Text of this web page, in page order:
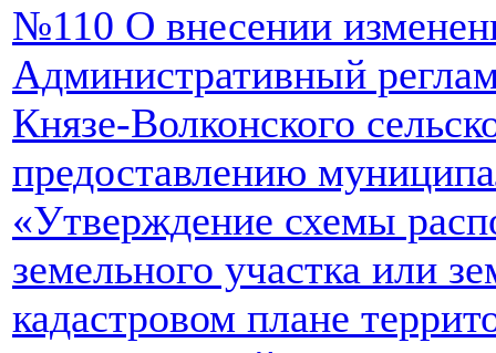
№110 О внесении
Административный
Князе-Волконского
предоставлению
«Утверждение схемы
земельного участка или
кадастровом плане